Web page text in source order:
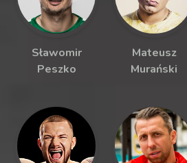
Sławomir
Peszko
Mateusz
Murański